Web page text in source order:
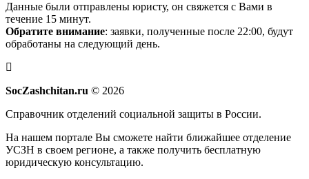
Данные были отправлены юристу, он свяжется с Вами в
течение 15 минут.
Обратите внимание: заявки, полученные после 22:00, будут
обработаны на следующий день.
SocZashchitan.ru © 2026
Справочник отделений социальной защиты в России.
На нашем портале Вы сможете найти ближайшее отделение
УСЗН в своем регионе, а также получить бесплатную
юридическую консультацию.